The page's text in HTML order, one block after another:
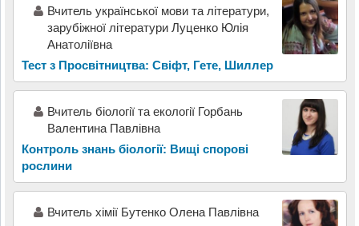
Вчитель української мови та літератури,
зарубіжної літератури Луценко Юлія
Анатоліївна
Тест з Просвітництва: Свіфт, Гете, Шиллер
Вчитель біології та екології Горбань
Валентина Павлівна
Контроль знань біології: Вищі спорові
рослини
Вчитель хімії Бутенко Олена Павлівна